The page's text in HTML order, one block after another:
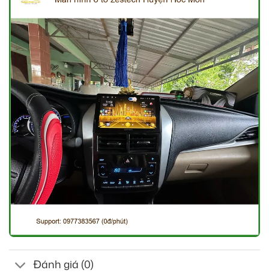
Đánh giá (0)